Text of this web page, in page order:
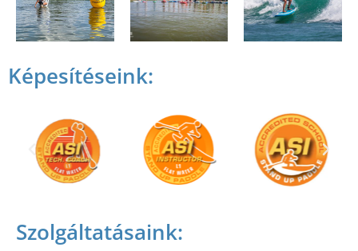
Képesítéseink:
Szolgáltatásaink: